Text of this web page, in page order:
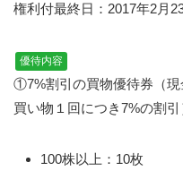
権利付最終日：2017年2月
優待内容
①7%割引の買物優待券（現
買い物１回につき7%の割引
100株以上：10枚